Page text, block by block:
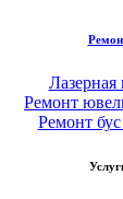
Лазерная
Ремонт
Ремонт